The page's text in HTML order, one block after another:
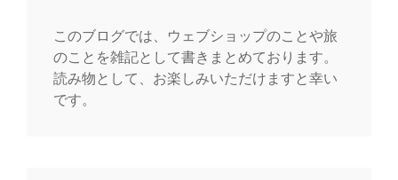
このブログでは、ウェブショップのことや旅
のことを雑記として書きまとめております。
読み物として、お楽しみいただけますと幸い
です。